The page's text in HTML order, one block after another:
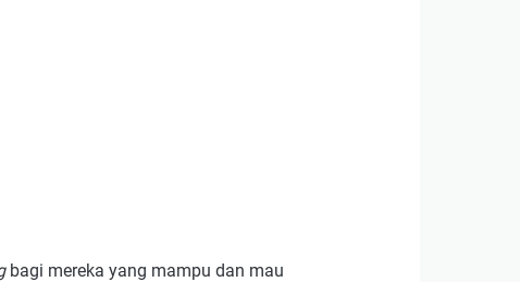
bagi mereka yang mampu dan mau